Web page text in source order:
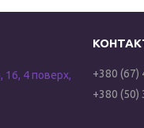
16, 4 поверх,
+380 (67)
+380 (50)